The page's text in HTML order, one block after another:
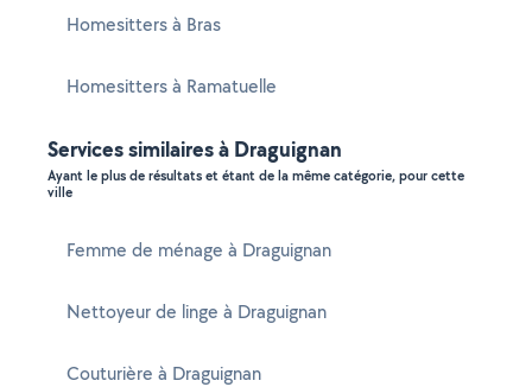
Homesitters à Bras
Homesitters à Ramatuelle
Services similaires à Draguignan
Ayant le plus de résultats et étant de la même catégorie, pour cette
ville
Femme de ménage à Draguignan
Nettoyeur de linge à Draguignan
Couturière à Draguignan